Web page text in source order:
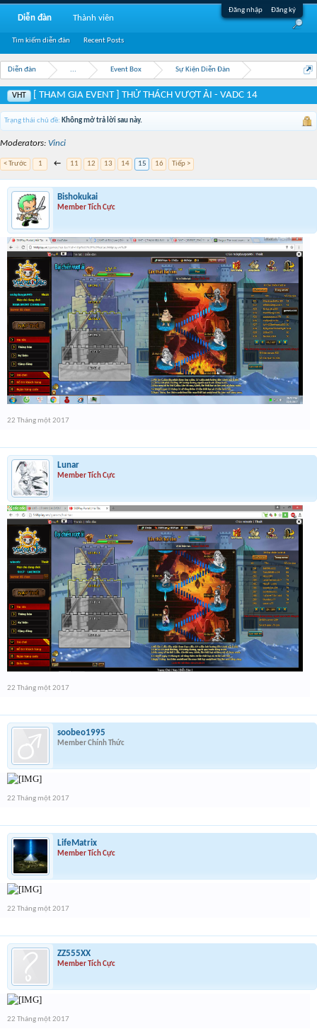
Đăng nhập Đăng ký
Diễn đàn ... Event Box Sự Kiện Diễn Đàn
VHT [ THAM GIA EVENT ] THỬ THÁCH VƯỢT ẢI - VADC 14
Trạng thái chủ đề: Không mở trả lời sau này.
Moderators: Vinci
< Trước 1 ← 11 12 13 14 15 16 Tiếp >
Bishokukai
Member Tích Cực
22 Tháng một 2017
Lunar
Member Tích Cực
22 Tháng một 2017
soobeo1995
Member Chính Thức
22 Tháng một 2017
LifeMatrix
Member Tích Cực
22 Tháng một 2017
ZZ555XX
Member Tích Cực
22 Tháng một 2017
Diễn đàn
Tìm kiếm diễn đàn Recent Posts
Thành viên